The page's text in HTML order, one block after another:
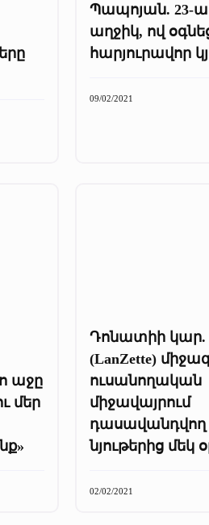
Պապոյան. 23-
աղջիկ, ով
հարյուրավոր
09/02/2021
աջը
մեր
Դոնատիի կար.
(LanZette)
ուսանողական
միջավայրում
դասավանդվող
նյութերից մեկ
02/02/2021